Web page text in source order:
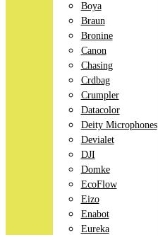
Boya
Braun
Bronine
Canon
Chasing
Crdbag
Crumpler
Datacolor
Deity Microphones
Devialet
DJI
Domke
EcoFlow
Eizo
Enabot
Eureka